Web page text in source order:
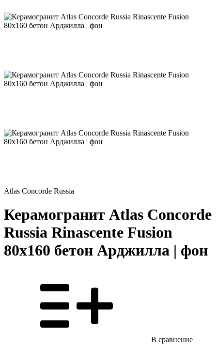
Atlas Concorde Russia
Керамогранит Atlas Concorde
Russia Rinascente Fusion
80x160 бетон Арджилла | фон
В сравнение